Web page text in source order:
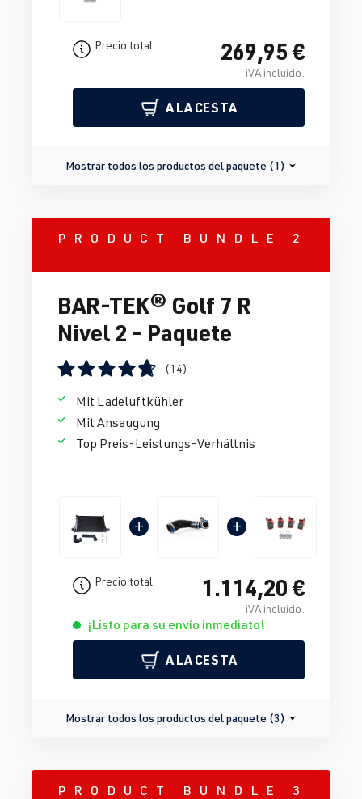
Precio total 269,95 €
iVA incluido.
A LA CESTA
Mostrar todos los productos del paquete (1)
PRODUCT BUNDLE 2
BAR-TEK® Golf 7 R
Nivel 2 - Paquete
(14)
Mit Ladeluftkühler
Mit Ansaugung
Top Preis-Leistungs-Verhältnis
+ +
Precio total 1.114,20 €
iVA incluido.
¡Listo para su envío inmediato!
A LA CESTA
Mostrar todos los productos del paquete (3)
PRODUCT BUNDLE 3